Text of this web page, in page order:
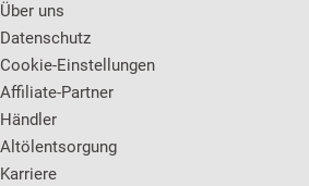
Über uns
Datenschutz
Cookie-Einstellungen
Affiliate-Partner
Händler
Altölentsorgung
Karriere